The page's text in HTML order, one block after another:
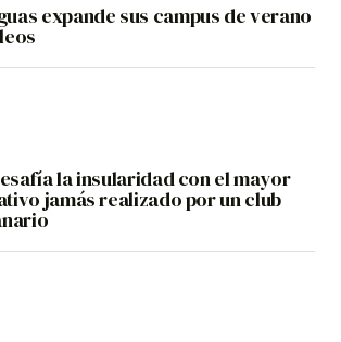
expande sus campus de verano
la insularidad con el mayor
jamás realizado por un club